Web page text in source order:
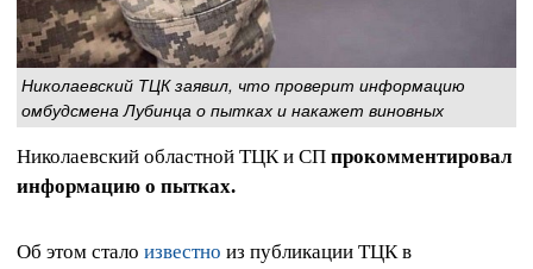
Николаевский ТЦК заявил, что проверит информацию
омбудсмена Лубинца о пытках и накажет виновных
Николаевский областной ТЦК и СП прокомментировал
информацию о пытках.
Об этом стало известно из публикации ТЦК в